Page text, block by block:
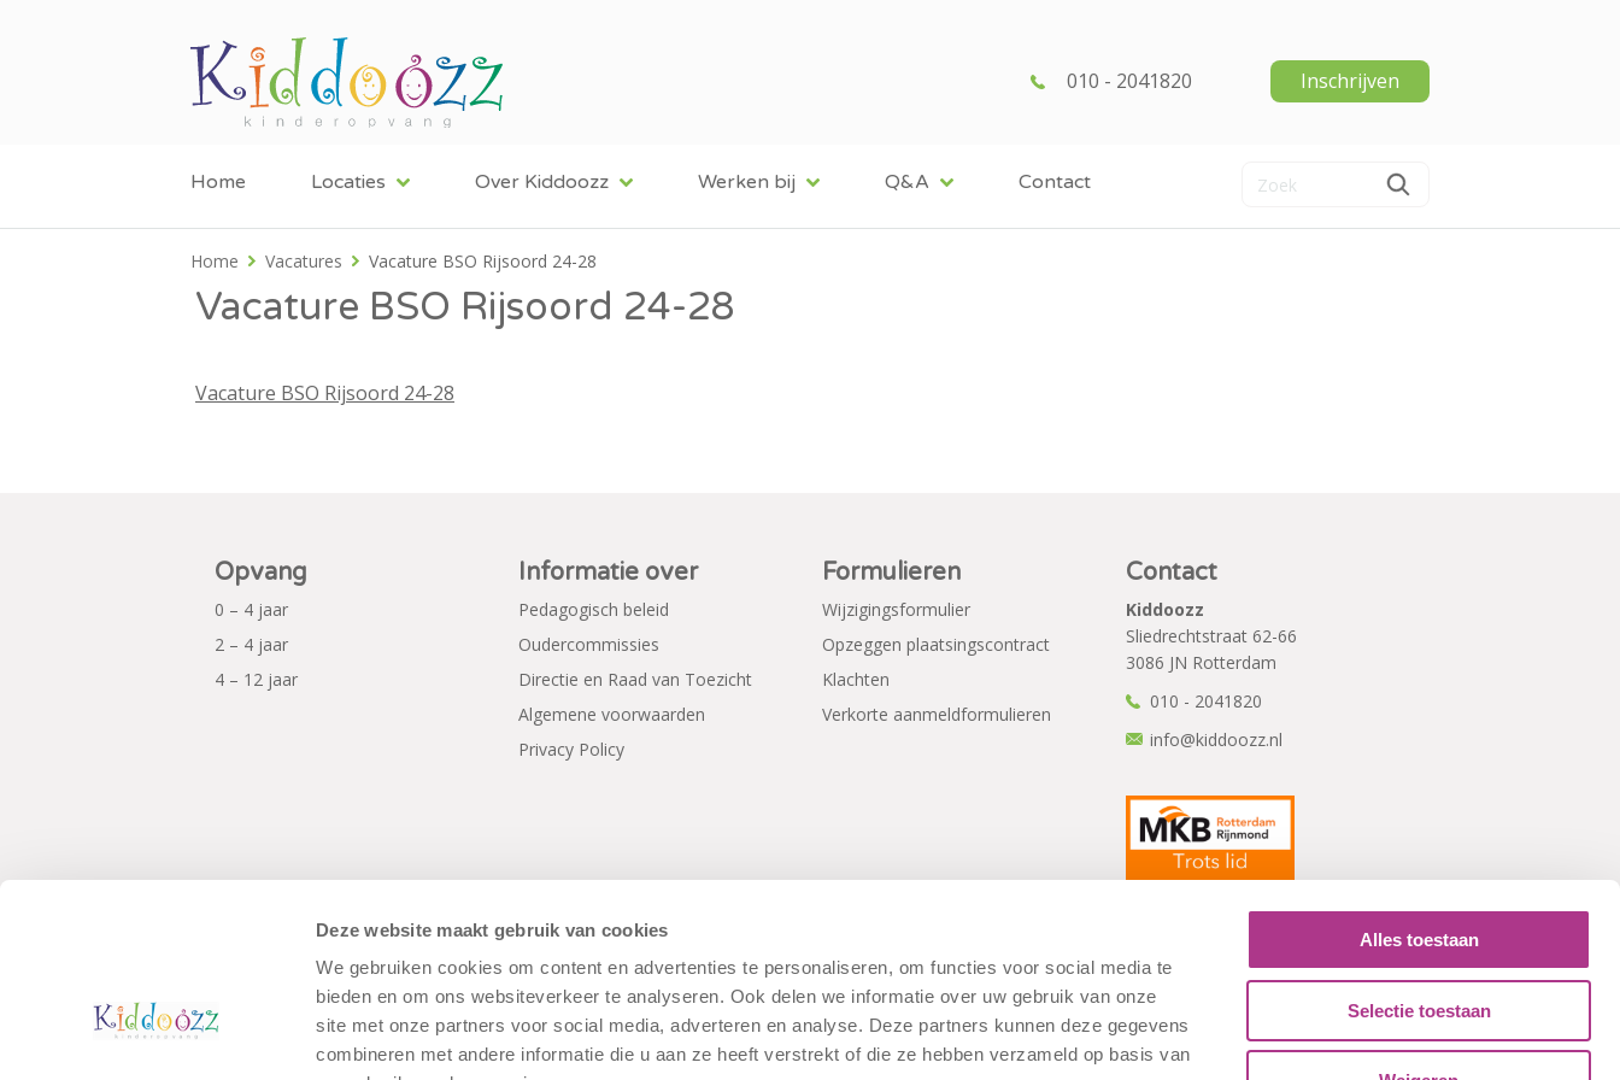
Deze website maakt gebruik van cookies
We gebruiken cookies om content en advertenties te personaliseren, om functies voor social media te
bieden en om ons websiteverkeer te analyseren. Ook delen we informatie over uw gebruik van onze
site met onze partners voor social media, adverteren en analyse. Deze partners kunnen deze gegevens
combineren met andere informatie die u aan ze heeft verstrekt of die ze hebben verzameld op basis van
Alles toestaan
Selectie toestaan
010 - 2041820 Inschrijven
Home Locaties Over Kiddoozz Werken bij Q&A Contact
Home Vacatures Vacature BSO Rijsoord 24-28
Vacature BSO Rijsoord 24-28
Vacature BSO Rijsoord 24-28
Opvang
0 – 4 jaar
2 – 4 jaar
4 – 12 jaar
Informatie over
Pedagogisch beleid
Oudercommissies
Directie en Raad van Toezicht
Algemene voorwaarden
Privacy Policy
Formulieren
Wijzigingsformulier
Opzeggen plaatsingscontract
Klachten
Verkorte aanmeldformulieren
Contact
Kiddoozz
Sliedrechtstraat 62-66
3086 JN Rotterdam
010 - 2041820
info@kiddoozz.nl
© Copyright - Kiddoozz Algemene Voorwaarden| Disclaimer| Cookiebeleid